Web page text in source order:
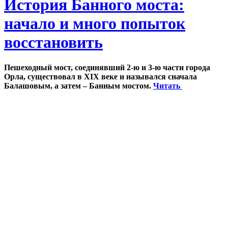
История Банного моста:
начало и много попыток
восстановить
Пешеходный мост, соединявший 2-ю и 3-ю части города
Орла, существовал в XIX веке и назывался сначала
Балашовым, а затем – Банным мостом. Читать